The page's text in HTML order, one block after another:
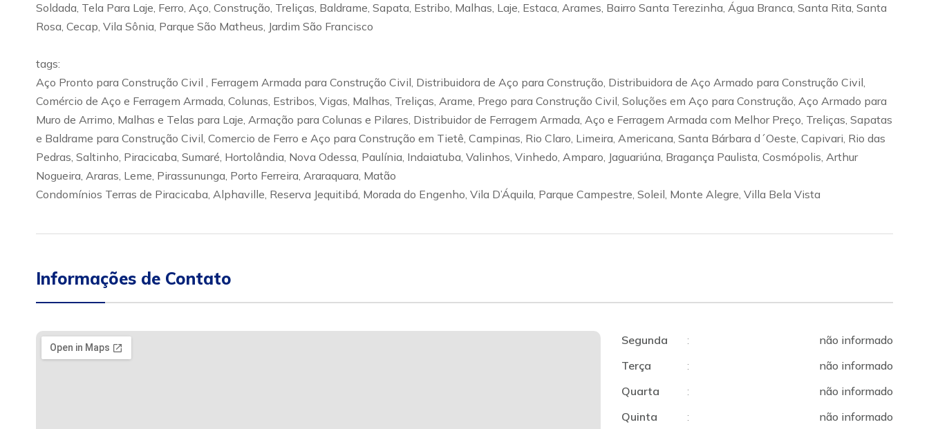
Soldada, Tela Para Laje, Ferro, Aço, Construção, Treliças, Baldrame, Sapata, Estribo, Malhas, Laje, Estaca, Arames, Bairro Santa Terezinha, Água Branca, Santa Rita, Santa
Rosa, Cecap, Vila Sônia, Parque São Matheus, Jardim São Francisco
tags:
Aço Pronto para Construção Civil , Ferragem Armada para Construção Civil, Distribuidora de Aço para Construção, Distribuidora de Aço Armado para Construção Civil,
Comércio de Aço e Ferragem Armada, Colunas, Estribos, Vigas, Malhas, Treliças, Arame, Prego para Construção Civil, Soluções em Aço para Construção, Aço Armado para
Muro de Arrimo, Malhas e Telas para Laje, Armação para Colunas e Pilares, Distribuidor de Ferragem Armada, Aço e Ferragem Armada com Melhor Preço, Treliças, Sapatas
e Baldrame para Construção Civil, Comercio de Ferro e Aço para Construção em Tietê, Campinas, Rio Claro, Limeira, Americana, Santa Bárbara d´Oeste, Capivari, Rio das
Pedras, Saltinho, Piracicaba, Sumaré, Hortolândia, Nova Odessa, Paulínia, Indaiatuba, Valinhos, Vinhedo, Amparo, Jaguariúna, Bragança Paulista, Cosmópolis, Arthur
Nogueira, Araras, Leme, Pirassununga, Porto Ferreira, Araraquara, Matão
Condomínios Terras de Piracicaba, Alphaville, Reserva Jequitibá, Morada do Engenho, Vila D’Áquila, Parque Campestre, Soleil, Monte Alegre, Villa Bela Vista
Informações de Contato
Segunda :
não informado
Terça
:
não informado
Quarta
:
não informado
Quinta
:
não informado